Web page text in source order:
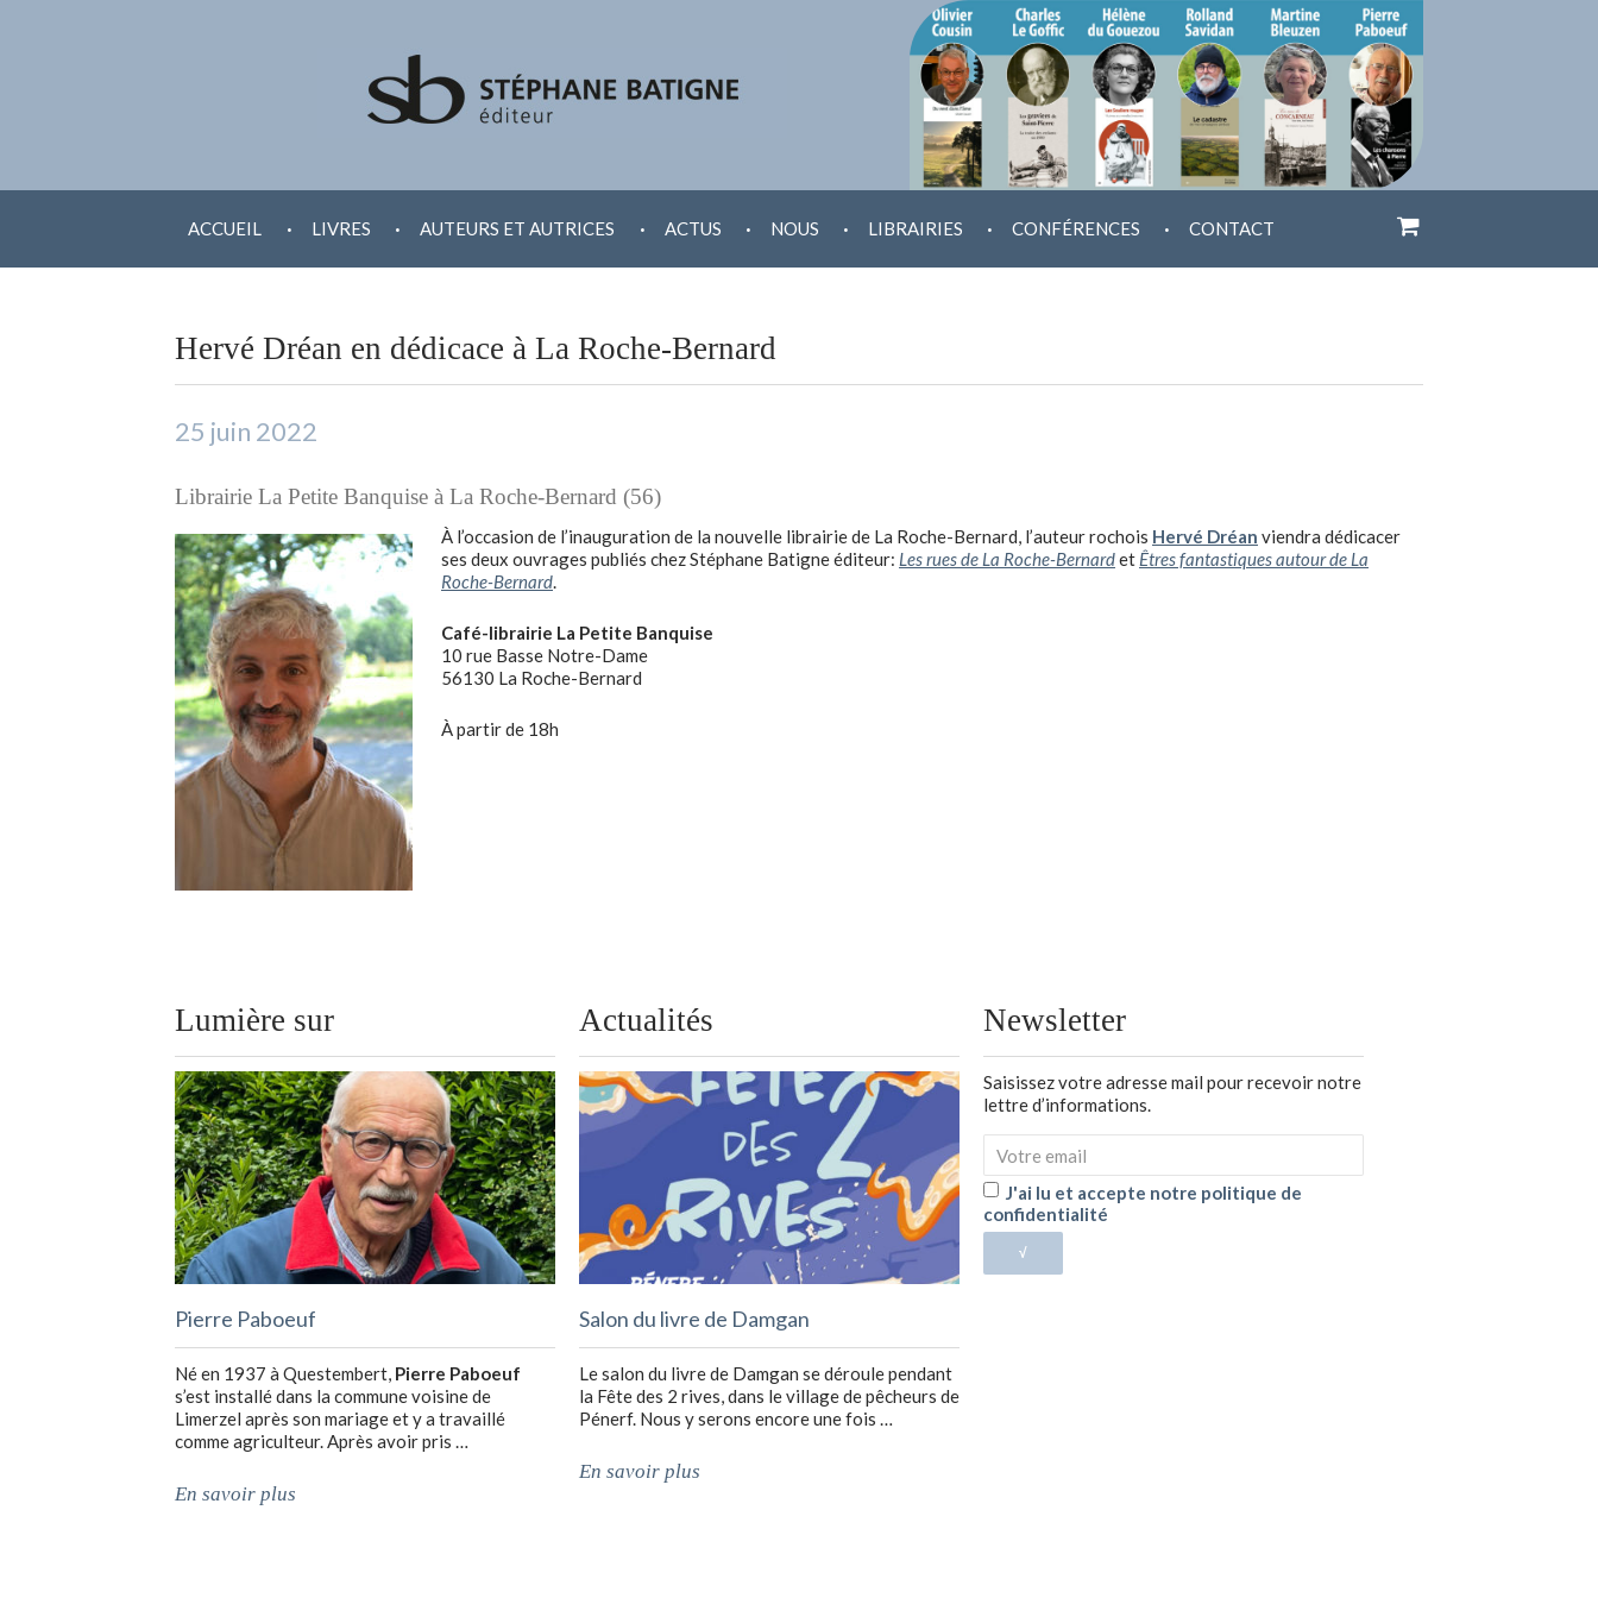
AU
ACCUEIL . LIVRES . AUTEURS ET AUTRICES . ACTUS . NOUS . LIBRAIRIES . CONFÉRENCES . CONTACT
Hervé Dréan en dédicace à La Roche-Bernard
25 juin 2022
Librairie La Petite Banquise à La Roche-Bernard (56)
À l’occasion de l’inauguration de la nouvelle librairie de La Roche-Bernard, l’auteur rochois Hervé Dréan viendra dédicacer
ses deux ouvrages publiés chez Stéphane Batigne éditeur: Les rues de La Roche-Bernardet Êtres fantastiques autour de La
Roche-Bernard.
Café-librairie La Petite Banquise
10 rue Basse Notre-Dame
56130 La Roche-Bernard
À partir de 18h
Lumière sur
Pierre Paboeuf
Né en 1937 à Questembert, Pierre Paboeuf
s’est installé dans la commune voisine de
Limerzel après son mariage et y a travaillé
comme agriculteur. Après avoir pris …
En savoir plus
Actualités
Salon du livre de Damgan
Le salon du livre de Damgan se déroule pendant
la Fête des 2 rives, dans le village de pêcheurs de
Pénerf. Nous y serons encore une fois …
En savoir plus
Newsletter
Saisissez votre adresse mail pour recevoir notre
lettre d’informations.
J'ai lu et accepte notre politique de
confidentialité
√